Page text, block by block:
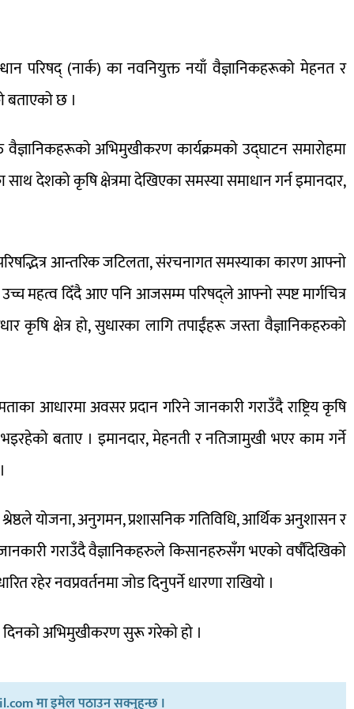
परिषद् (नार्क) का नवनियुक्त नयाँ वैज्ञानिकहरूको मेहनत र
बताएको छ ।
अभिमुखीकरण कार्यक्रमको उद्घाटन समारोहमा
देशको कृषि क्षेत्रमा देखिएका समस्या समाधान गर्न इमानदार,
आन्तरिक जटिलता, संरचनागत समस्याका कारण आफ्नो
महत्व दिँदै आए पनि आजसम्म परिषद्ले आफ्नो स्पष्ट मार्गचित्र
कृषि क्षेत्र हो, सुधारका लागि तपाईंहरू जस्ता वैज्ञानिकहरुको
आधारमा अवसर प्रदान गरिने जानकारी गराउँदै राष्ट्रिय कृषि
बताए । इमानदार, मेहनती र नतिजामुखी भएर काम गर्ने
योजना, अनुगमन, प्रशासनिक गतिविधि, आर्थिक अनुशासन र
गराउँदै वैज्ञानिकहरुले किसानहरुसँग भएको वर्षौंदेखिको
नवप्रवर्तनमा जोड दिनुपर्ने धारणा राखियो ।
दिनको अभिमुखीकरण सुरू गरेको हो ।
मा इमेल पठाउन सक्नुहुन्छ ।